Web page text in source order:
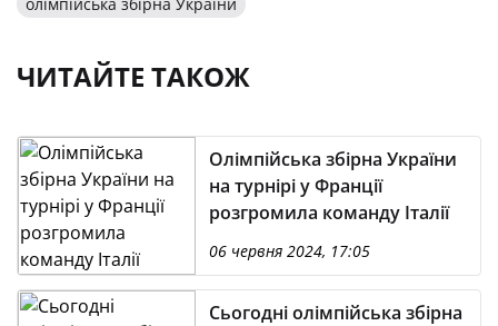
ЧИТАЙТЕ ТАКОЖ
Олімпійська збірна України
на турнірі у Франції
розгромила команду Італії
06 червня 2024, 17:05
Сьогодні олімпійська збірна